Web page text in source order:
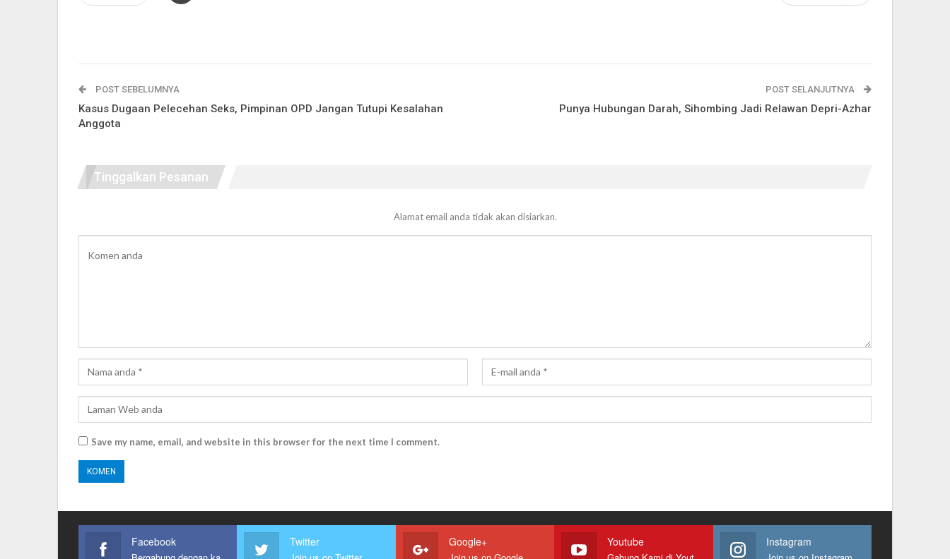
POST SEBELUMNYA
Kasus Dugaan Pelecehan Seks, Pimpinan OPD Jangan Tutupi Kesalahan
Anggota
POST SELANJUTNYA
Punya Hubungan Darah, Sihombing Jadi Relawan Depri-Azhar
Tinggalkan Pesanan
Alamat email anda tidak akan disiarkan.
Save my name, email, and website in this browser for the next time I comment.
Facebook Twitter Google+ Youtube Instagram